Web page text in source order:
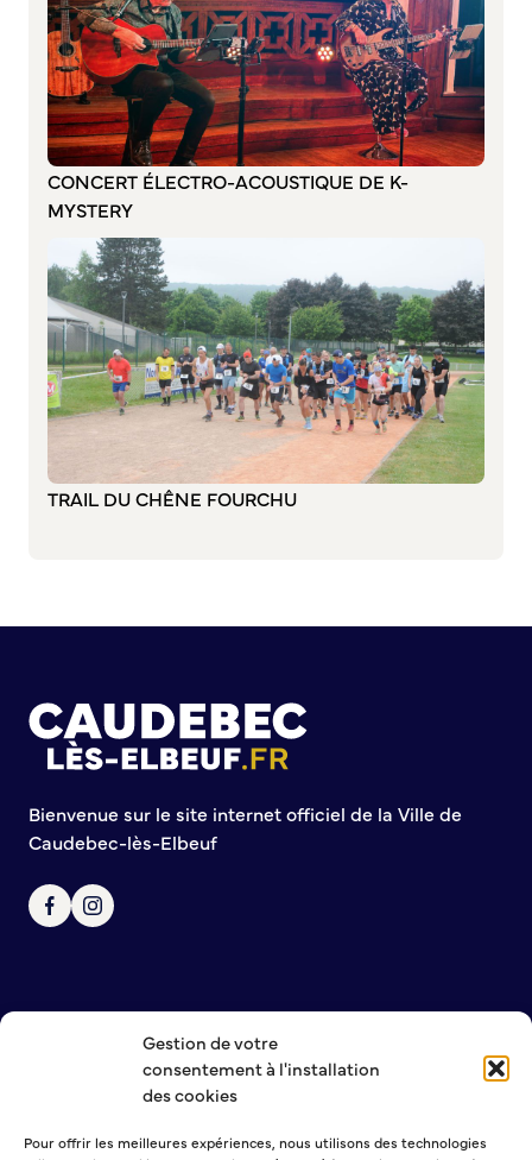
Gestion de votre
consentement à l'installation
des cookies
Pour offrir les meilleures expériences, nous utilisons des technologies
CONCERT ÉLECTRO-ACOUSTIQUE DE K-
MYSTERY
TRAIL DU CHÊNE FOURCHU
Bienvenue sur le site internet officiel de la Ville de
Caudebec-lès-Elbeuf
NOUS CONTACTER
MENTIONS LÉGALES
POLITIQUE DE CONFIDENTIALITÉ
Vie associative
Attribution de subventions
Annuaire des associations
Mise à jour de l’annuaire des associations
S’engager auprès d’une association
Sport Loisirs
Annuaire des équipements de sport et de loisirs
Annuaire des clubs sportifs
Mise à jour de l’annuaire des clubs sportifs
Caudebec Rando
Champions de demain
International
Les jumelages
Conseil municipal des Jeunes (CMJ)
Conseil Municipal des Ados (CMA)
Conseil municipal des Sages
Le Centre municipal
Les Cavées Est
La Halle Couverte